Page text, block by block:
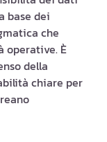
base dei
che
operative. È
della
chiare per